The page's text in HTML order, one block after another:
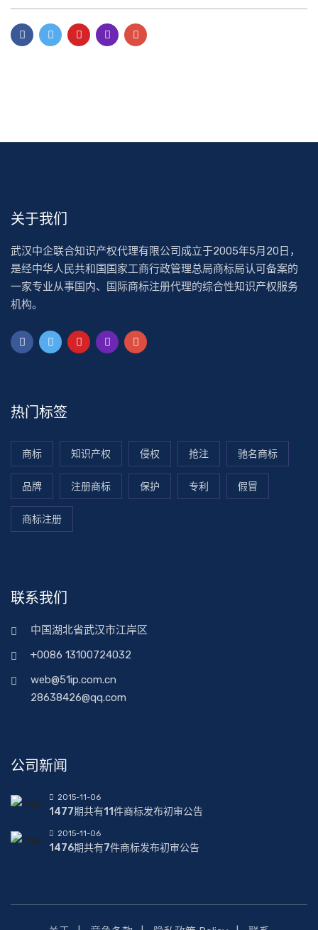
关于我们
武汉中企联合知识产权代理有限公司成立于2005年5月20日，
是经中华人民共和国国家工商行政管理总局商标局认可备案的
一家专业从事国内、国际商标注册代理的综合性知识产权服务
机构。
热门标签
商标 知识产权 侵权 抢注 驰名商标
品牌 注册商标 保护 专利 假冒
商标注册
联系我们
中国湖北省武汉市江岸区
+0086 13100724032
web@51ip.com.cn
28638426@qq.com
公司新闻
2015-11-06
1477期共有11件商标发布初审公告
2015-11-06
1476期共有7件商标发布初审公告